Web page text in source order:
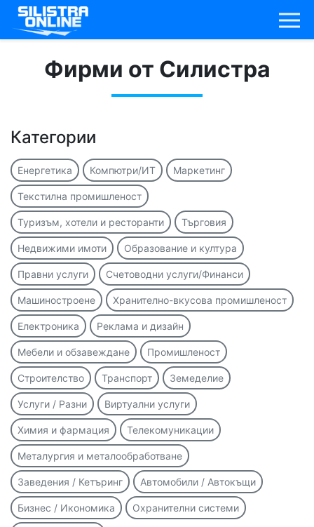
Фирми от Силистра
Категории
Енергетика Компютри/ИТ Маркетинг
Текстилна промишленост
Туризъм, хотели и ресторанти Търговия
Недвижими имоти Образование и култура
Правни услуги Счетоводни услуги/Финанси
Машиностроене Хранително-вкусова промишленост
Електроника Реклама и дизайн
Мебели и обзавеждане Промишленост
Строителство Транспорт Земеделие
Услуги / Разни Виртуални услуги
Химия и фармация Телекомуникации
Металургия и металообработване
Заведения / Кетъринг Автомобили / Автокъщи
Бизнес / Икономика Охранителни системи